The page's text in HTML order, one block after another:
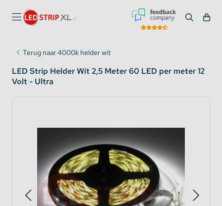
Terug naar 4000k helder wit
LED Strip Helder Wit 2,5 Meter 60 LED per meter 12
Volt - Ultra